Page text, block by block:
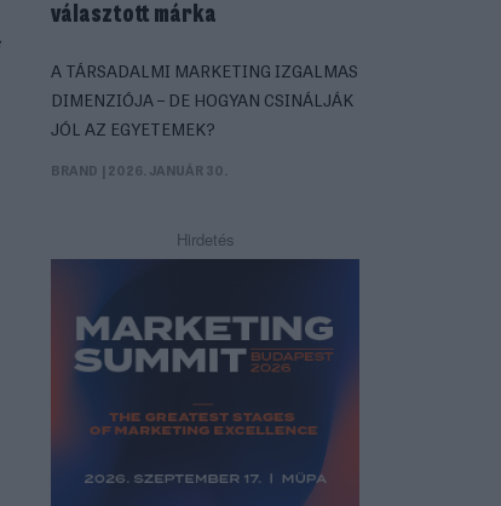
választott márka
A TÁRSADALMI MARKETING IZGALMAS
DIMENZIÓJA – DE HOGYAN CSINÁLJÁK
JÓL AZ EGYETEMEK?
BRAND | 2026. JANUÁR 30.
Hirdetés